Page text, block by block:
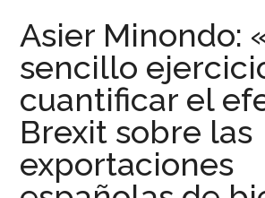
Asier Minondo:
sencillo
cuantificar el
Brexit sobre las
exportaciones